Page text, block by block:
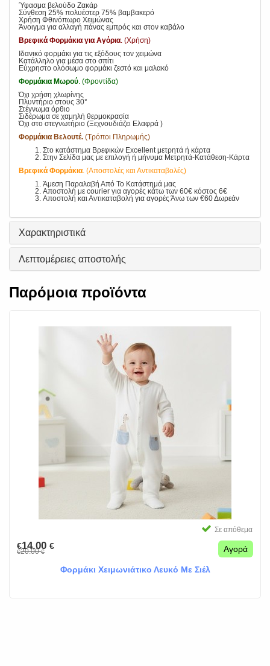
Ύφασμα βελούδο Ζακάρ
Σύνθεση 25% πολυέστερ 75% βαμβακερό
Χρήση Φθινόπωρο Χειμώνας
Άνοιγμα για αλλαγή πάνας εμπρός και στον καβάλο
Βρεφικά Φορμάκια για Αγόρια. (Χρήση)
Ιδανικό φορμάκι για τις εξόδους τον χειμώνα
Κατάλληλο για μέσα στο σπίτι
Εύχρηστο ολόσωμο φορμάκι ζεστό και μαλακό
Φορμάκια Μωρού. (Φροντίδα)
Όχι χρήση χλωρίνης
Πλυντήριο στους 30°
Στέγνωμα όρθιο
Σιδέρωμα σε χαμηλή θερμοκρασία
Όχι στο στεγνωτήριο (Ξεχνουδιάζει Ελαφρά )
Φορμάκια Βελουτέ. (Τρόποι Πληρωμής)
Στο κατάστημα Βρεφικών Excellent μετρητά ή κάρτα
Στην Σελίδα μας με επιλογή ή μήνυμα Μετρητά-Κατάθεση-Κάρτα
Βρεφικά Φορμάκια. (Αποστολές και Αντικαταβολές)
Άμεση Παραλαβή Από Το Κατάστημά μας
Αποστολή με courier για αγορές κάτω των 60€ κόστος 6€
Αποστολή και Αντικαταβολή για αγορές Άνω των €60 Δωρεάν
Χαρακτηριστικά
Λεπτομέρειες αποστολής
Παρόμοια προϊόντα
Σε απόθεμα
€14.00 €
€20.00€ Αγορά
Φορμάκι Χειμωνιάτικο Λευκό Με Σιέλ